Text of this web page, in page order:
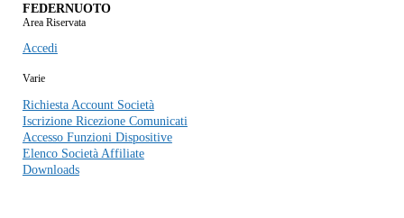
FEDERNUOTO
Area Riservata
Accedi
Varie
Richiesta Account Società
Iscrizione Ricezione Comunicati
Accesso Funzioni Dispositive
Elenco Società Affiliate
Downloads